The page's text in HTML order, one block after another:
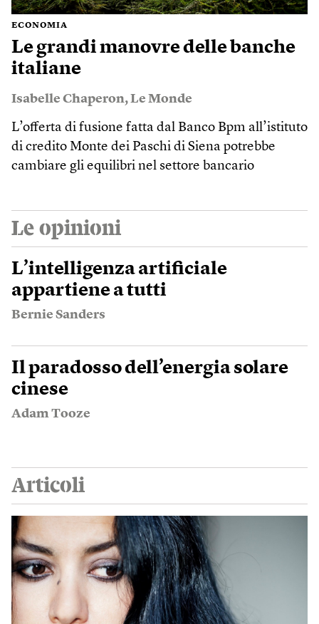
ECONOMIA
Le grandi manovre delle banche
italiane
Isabelle Chaperon,Le Monde
L’offerta di fusione fatta dal Banco Bpm all’istituto
di credito Monte dei Paschi di Siena potrebbe
cambiare gli equilibri nel settore bancario
Le opinioni
L’intelligenza artificiale
appartiene a tutti
Bernie Sanders
Il paradosso dell’energia solare
cinese
Adam Tooze
Articoli